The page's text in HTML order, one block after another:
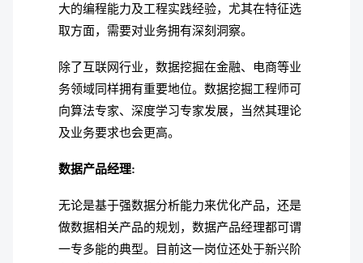
大的编程能力及工程实践经验，尤其在特征选
取方面，需要对业务拥有深刻洞察。
除了互联网行业，数据挖掘在金融、电商等业
务领域同样拥有重要地位。数据挖掘工程师可
向算法专家、深度学习专家发展，当然其理论
及业务要求也会更高。
数据产品经理:
无论是基于强数据分析能力来优化产品，还是
做数据相关产品的规划，数据产品经理都可谓
一专多能的典型。目前这一岗位还处于新兴阶